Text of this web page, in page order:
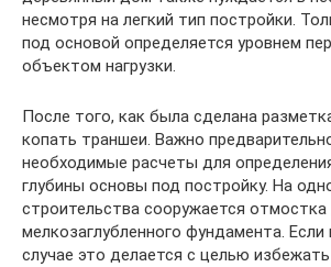
несмотря на легкий тип постройки.
под основой определяется уровнем
объектом нагрузки.
После того, как была сделана
копать траншеи. Важно
необходимые расчеты для
глубины основы под постройку. На
строительства сооружается отмостка
мелкозаглубленного фундамента.
случае это делается с целью избежать